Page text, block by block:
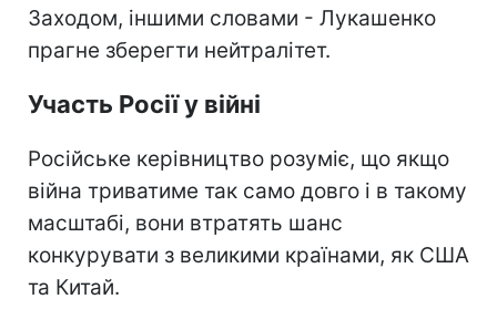
Заходом, іншими словами - Лукашенко
прагне зберегти нейтралітет.
Участь Росії у війні
Російське керівництво розуміє, що якщо
війна триватиме так само довго і в такому
масштабі, вони втратять шанс
конкурувати з великими країнами, як США
та Китай.